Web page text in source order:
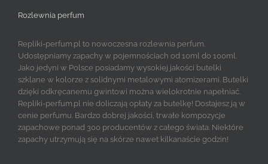
Rozlewnia perfum
Repliki-perfum.pl to nowoczesna rozlewnia perfum.
Udostępniamy zapachy w pojemnościach od 10ml do 100ml.
Jako jedyni w Polsce posiadamy wysokiej jakości butelki
szklane w kolorze z solidnymi metalowymi atomizerami. Butelki
dzięki odkręcanemu gwintowi można wielokrotnie napełniać.
Repliki-perfum.pl nie doliczają opłaty za butelkę! Dostajesz ją w
cenie perfumu. Bardzo dobrej jakości, trwałe kompozycje
zapachowe ponad 300 producentów z całego świata. Niektóre
zapachy utrzymują się na skórze nawet kilkanaście godzin!